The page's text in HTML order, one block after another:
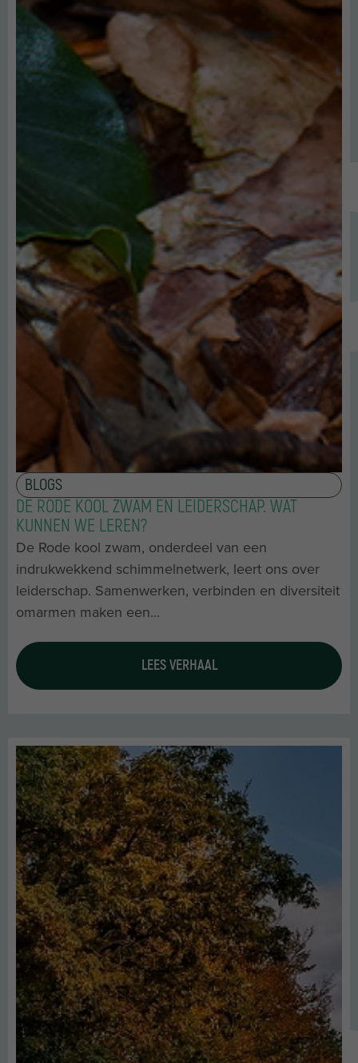
BLOGS
DE RODE KOOL ZWAM EN LEIDERSCHAP. WAT
KUNNEN WE LEREN?
De Rode kool zwam, onderdeel van een
indrukwekkend schimmelnetwerk, leert ons over
leiderschap. Samenwerken, verbinden en diversiteit
omarmen maken een...
LEES VERHAAL